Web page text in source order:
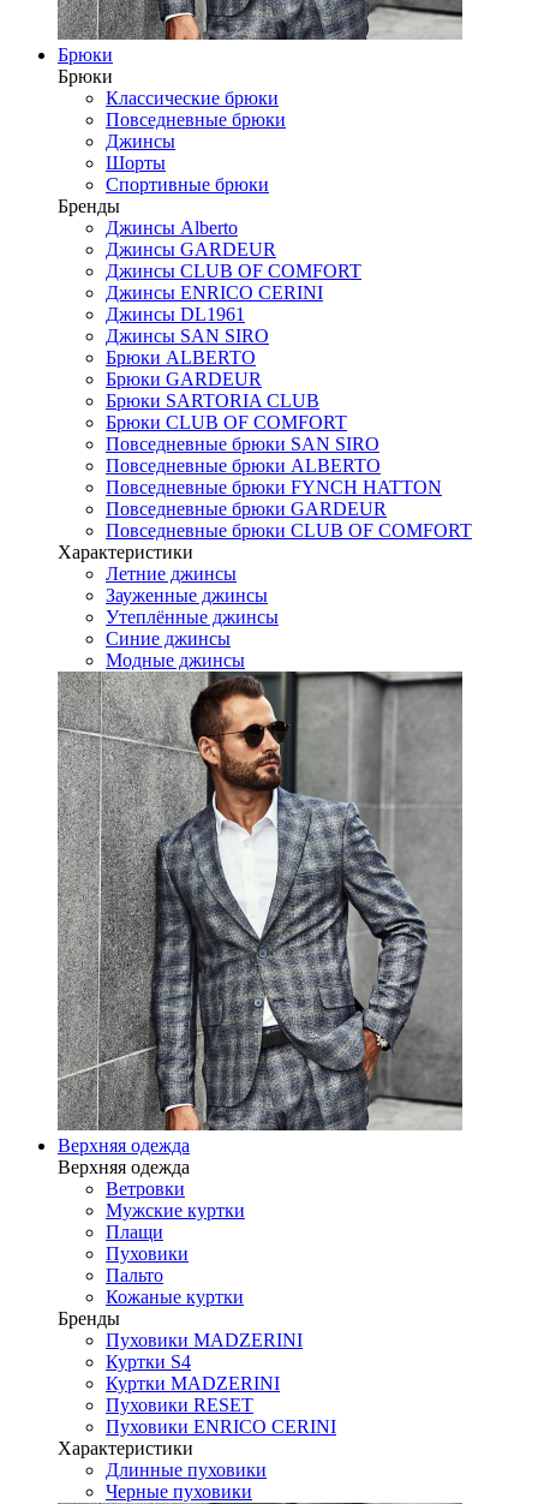
Брюки
Брюки
Классические брюки
Повседневные брюки
Джинсы
Шорты
Спортивные брюки
Бренды
Джинсы Alberto
Джинсы GARDEUR
Джинсы CLUB OF COMFORT
Джинсы ENRICO CERINI
Джинсы DL1961
Джинсы SAN SIRO
Брюки ALBERTO
Брюки GARDEUR
Брюки SARTORIA CLUB
Брюки CLUB OF COMFORT
Повседневные брюки SAN SIRO
Повседневные брюки ALBERTO
Повседневные брюки FYNCH HATTON
Повседневные брюки GARDEUR
Повседневные брюки CLUB OF COMFORT
Характеристики
Летние джинсы
Зауженные джинсы
Утеплённые джинсы
Синие джинсы
Модные джинсы
Верхняя одежда
Верхняя одежда
Ветровки
Мужские куртки
Плащи
Пуховики
Пальто
Кожаные куртки
Бренды
Пуховики MADZERINI
Куртки S4
Куртки MADZERINI
Пуховики RESET
Пуховики ENRICO CERINI
Характеристики
Длинные пуховики
Черные пуховики